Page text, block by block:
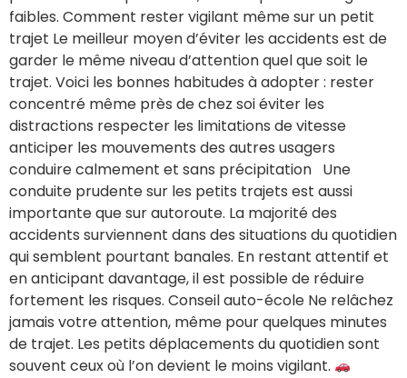
faibles. Comment rester vigilant même sur un petit
trajet Le meilleur moyen d’éviter les accidents est de
garder le même niveau d’attention quel que soit le
trajet. Voici les bonnes habitudes à adopter : rester
concentré même près de chez soi éviter les
distractions respecter les limitations de vitesse
anticiper les mouvements des autres usagers
conduire calmement et sans précipitation Une
conduite prudente sur les petits trajets est aussi
importante que sur autoroute. La majorité des
accidents surviennent dans des situations du quotidien
qui semblent pourtant banales. En restant attentif et
en anticipant davantage, il est possible de réduire
fortement les risques. Conseil auto-école Ne relâchez
jamais votre attention, même pour quelques minutes
de trajet. Les petits déplacements du quotidien sont
souvent ceux où l’on devient le moins vigilant.